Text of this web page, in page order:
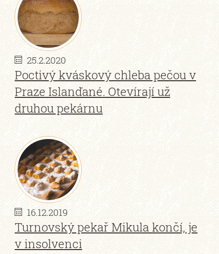
25.2.2020
Poctivý kváskový chleba pečou v
Praze Islanďané. Otevírají už
druhou pekárnu
16.12.2019
Turnovský pekař Mikula končí, je
v insolvenci